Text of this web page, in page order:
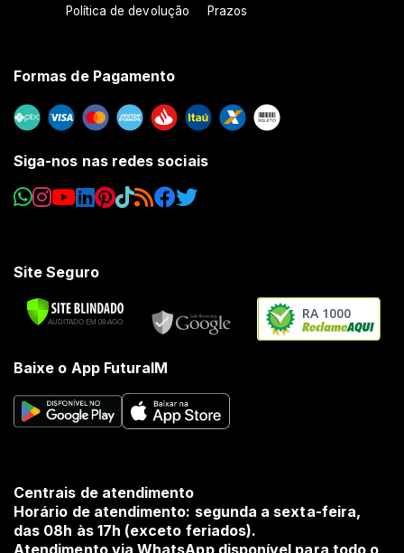
Política de devolução Prazos
Formas de Pagamento
Siga-nos nas redes sociais
Site Seguro
RA 1000
Baixe o App FuturaIM
Centrais de atendimento
Horário de atendimento: segunda a sexta-feira,
das 08h às 17h (exceto feriados).
Atendimento via WhatsApp disponível para todo o